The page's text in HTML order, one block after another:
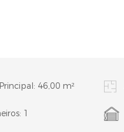
46,00 m²
1